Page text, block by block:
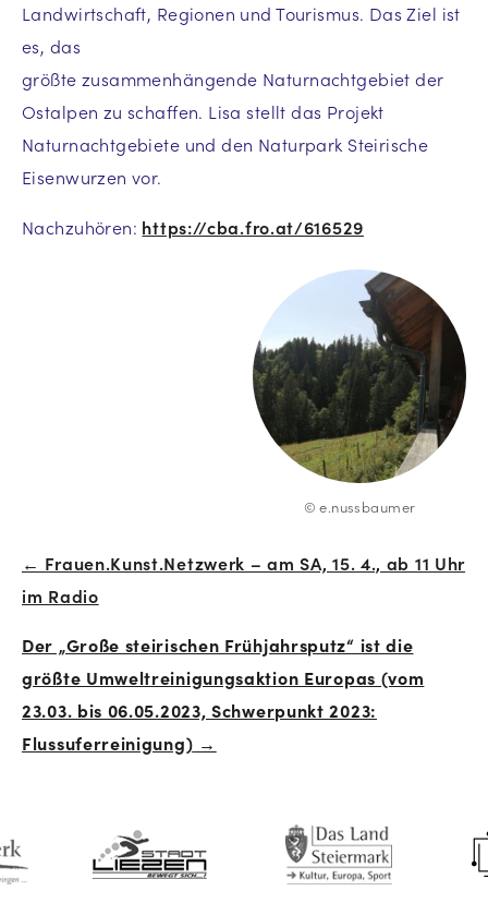
Landwirtschaft, Regionen und Tourismus. Das Ziel ist
es, das
größte zusammenhängende Naturnachtgebiet der
Ostalpen zu schaffen. Lisa stellt das Projekt
Naturnachtgebiete und den Naturpark Steirische
Eisenwurzen vor.
Nachzuhören: https://cba.fro.at/616529
© e.nussbaumer
Beitrags-
← Frauen.Kunst.Netzwerk – am SA, 15. 4., ab 11 Uhr
im Radio
Der „Große steirischen Frühjahrsputz“ ist die
größte Umweltreinigungsaktion Europas (vom
23.03. bis 06.05.2023, Schwerpunkt 2023:
Flussuferreinigung) →